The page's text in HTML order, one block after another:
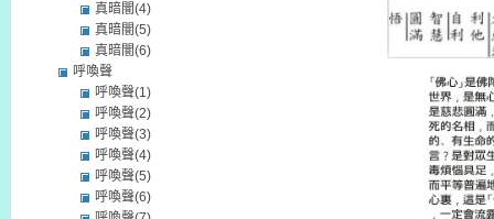
真暗闇(4)
真暗闇(5)
真暗闇(6)
呼喚聲
呼喚聲(1)
呼喚聲(2)
呼喚聲(3)
呼喚聲(4)
呼喚聲(5)
呼喚聲(6)